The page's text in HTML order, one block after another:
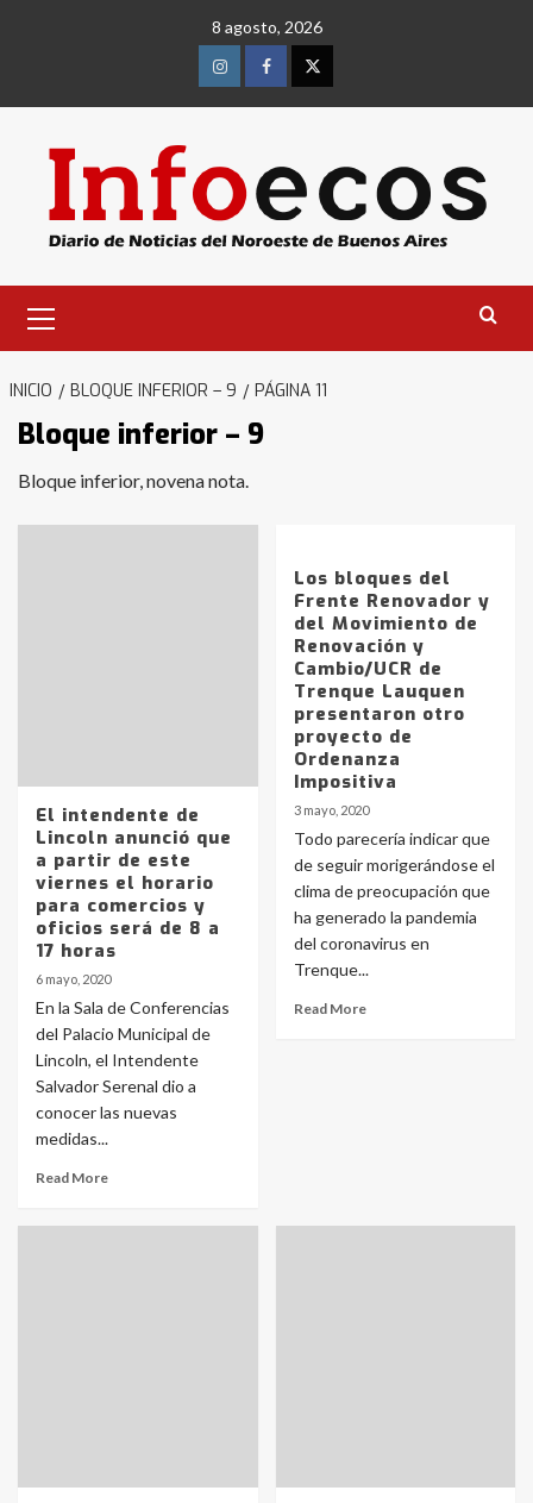
8 agosto, 2026
InstagramFacebookTwitter
primario
INICIO BLOQUE INFERIOR – 9 PÁGINA 11
Bloque inferior – 9
Bloque inferior, novena nota.
El intendente de
Lincoln anunció que
a partir de este
viernes el horario
para comercios y
oficios será de 8 a
17 horas
6 mayo, 2020
En la Sala de Conferencias
del Palacio Municipal de
Lincoln, el Intendente
Salvador Serenal dio a
conocer las nuevas
medidas...
Read More
Los bloques del
Frente Renovador y
del Movimiento de
Renovación y
Cambio/UCR de
Trenque Lauquen
presentaron otro
proyecto de
Ordenanza
Impositiva
3 mayo, 2020
Todo parecería indicar que
de seguir morigerándose el
clima de preocupación que
ha generado la pandemia
del coronavirus en
Trenque...
Read More